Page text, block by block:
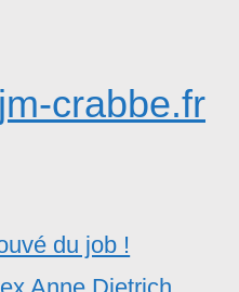
crabbe.fr
du job !